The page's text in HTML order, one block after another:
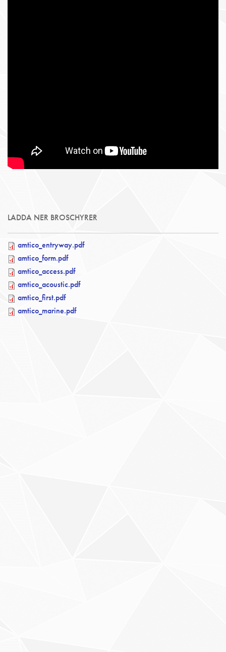
LADDA NER BROSCHYRER
amtico_entryway.pdf
amtico_form.pdf
amtico_access.pdf
amtico_acoustic.pdf
amtico_first.pdf
amtico_marine.pdf